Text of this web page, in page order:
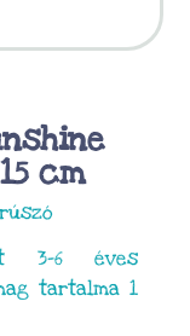
cm
3-6 éves
tartalma 1